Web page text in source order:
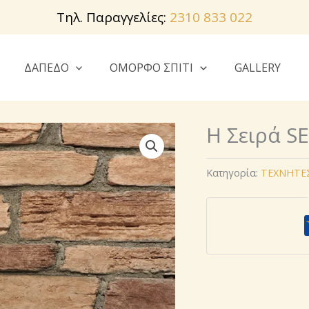
Τηλ. Παραγγελίες: 2310 833 022
ΔΑΠΕΔΟ ΟΜΟΡΦΟ ΣΠΙΤΙ GALLERY
Η Σειρά
Κατηγορία: